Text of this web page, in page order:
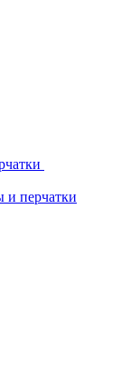
перчатки